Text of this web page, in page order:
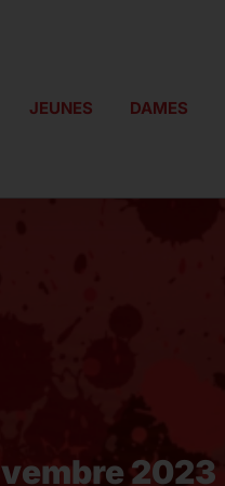
JEUNES DAMES
2023